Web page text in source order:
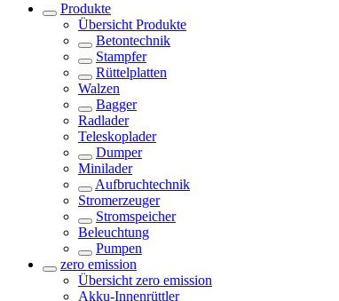
Produkte
Übersicht Produkte
Betontechnik
Stampfer
Rüttelplatten
Walzen
Bagger
Radlader
Teleskoplader
Dumper
Minilader
Aufbruchtechnik
Stromerzeuger
Stromspeicher
Beleuchtung
Pumpen
zero emission
Übersicht zero emission
Akku-Innenrüttler